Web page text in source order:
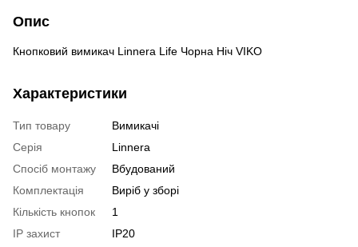
Опис
Кнопковий вимикач Linnera Life Чорна Ніч VIKO
Характеристики
Тип товару
Вимикачі
Серія
Linnera
Спосіб монтажу
Вбудований
Комплектація
Виріб у зборі
Кількість кнопок
1
IP захист
IP20